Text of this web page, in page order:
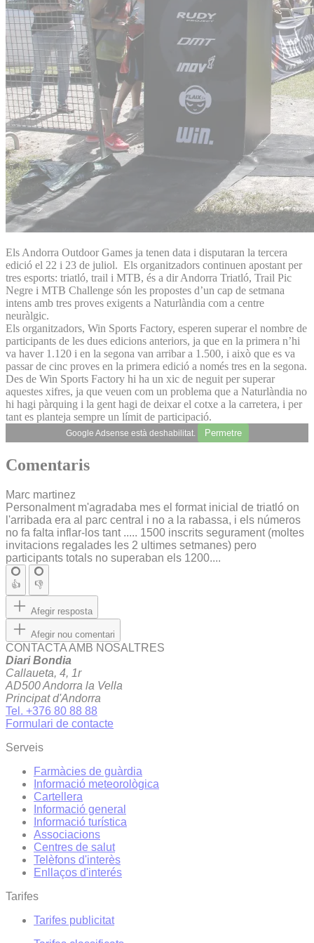
Els Andorra Outdoor Games ja tenen data i disputaran la tercera
edició el 22 i 23 de juliol. Els organitzadors continuen apostant per
tres esports: triatló, trail i MTB, és a dir Andorra Triatló, Trail Pic
Negre i MTB Challenge són les propostes d’un cap de setmana
intens amb tres proves exigents a Naturlàndia com a centre
neuràlgic.
Els organitzadors, Win Sports Factory, esperen superar el nombre de
participants de les dues edicions anteriors, ja que en la primera n’hi
va haver 1.120 i en la segona van arribar a 1.500, i això que es va
passar de cinc proves en la primera edició a només tres en la segona.
Des de Win Sports Factory hi ha un xic de neguit per superar
aquestes xifres, ja que veuen com un problema que a Naturlàndia no
hi hagi pàrquing i la gent hagi de deixar el cotxe a la carretera, i per
tant es planteja sempre un límit de participació.
Google Adsense està deshabilitat. Permetre
Comentaris
Marc martinez
Personalment m'agradaba mes el format inicial de triatló on
l'arribada era al parc central i no a la rabassa, i els números
no fa falta inflar-los tant ..... 1500 inscrits segurament (moltes
invitacions regalades les 2 ultimes setmanes) pero
participants totals no superaban els 1200....
👍 👎
Afegir resposta
Afegir nou comentari
CONTACTA AMB NOSALTRES
Diari Bondia
Callaueta, 4, 1r
AD500 Andorra la Vella
Principat d'Andorra
Tel. +376 80 88 88
Formulari de contacte
Serveis
Farmàcies de guàrdia
Informació meteorològica
Cartellera
Informació general
Informació turística
Associacions
Centres de salut
Telèfons d'interès
Enllaços d'interés
Tarifes
Tarifes publicitat